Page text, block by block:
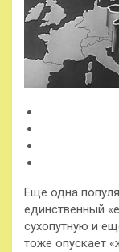
Ещё одна
единственный
сухопутную и
тоже опускает